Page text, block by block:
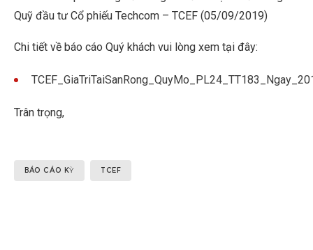
Quỹ đầu tư Cổ phiếu Techcom – TCEF (05/09/2019)
Chi tiết về báo cáo Quý khách vui lòng xem tại đây:
Trân trọng,
BÁO CÁO KỲ TCEF